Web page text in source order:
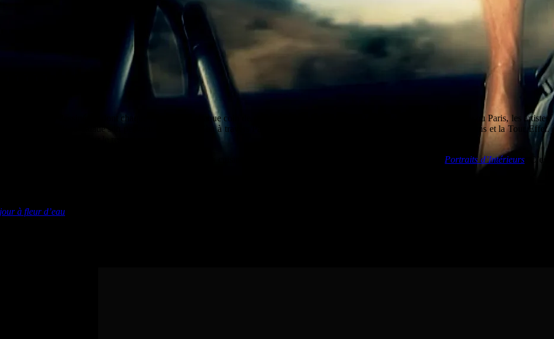
mille fois dessinéé et dont chaque monument, chaque coin de rue a déjà été photographié. Que ce soit New-York, Venise ou Paris, les artistes
Jocelyn Kao balade son personnage de Cha-Cha à travers Paris et n’essaye surtout pas d’éviter la baguette, les macarons et la Tour Effel.
Portraits d’Intérieurs . C’est
à fleur d’eau